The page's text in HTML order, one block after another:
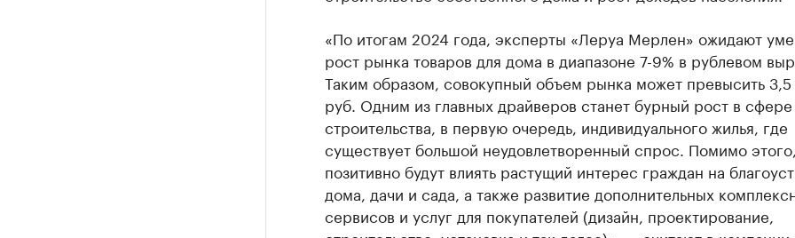
«По итогам 2024 года, эксперты «Леруа Мерлен» ожидают
рост рынка товаров для дома в диапазоне 7-9% в рублевом
Таким образом, совокупный объем рынка может превысить 3,5
руб. Одним из главных драйверов станет бурный рост в сфере
строительства, в первую очередь, индивидуального жилья, где
существует большой неудовлетворенный спрос. Помимо
позитивно будут влиять растущий интерес граждан на
дома, дачи и сада, а также развитие дополнительных
сервисов и услуг для покупателей (дизайн, проектирование,